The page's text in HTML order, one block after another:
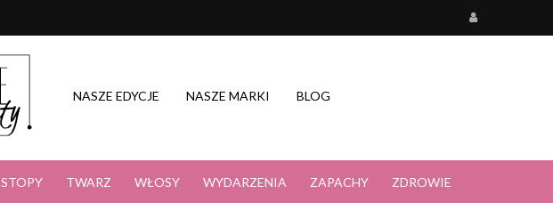
NASZE EDYCJE NASZE MARKI BLOG
STOPY TWARZ WŁOSY WYDARZENIA ZAPACHY ZDROWIE